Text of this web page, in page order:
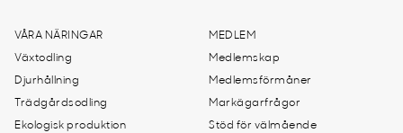
VÅRA NÄRINGAR
Växtodling
Djurhållning
Trädgårdsodling
Ekologisk produktion
MEDLEM
Medlemskap
Medlemsförmåner
Markägarfrågor
Stöd för välmående